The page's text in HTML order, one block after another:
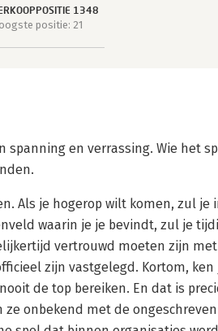
1348
positie: 21
en verrassing. Wie het
Als je hogerop wilt komen, zul je
waarin je je bevindt, zul je
vertrouwd moeten zijn met
zijn vastgelegd. Kortom, ken
de top bereiken. En dat is
onbekend met de